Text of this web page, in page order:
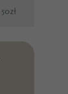
50zł